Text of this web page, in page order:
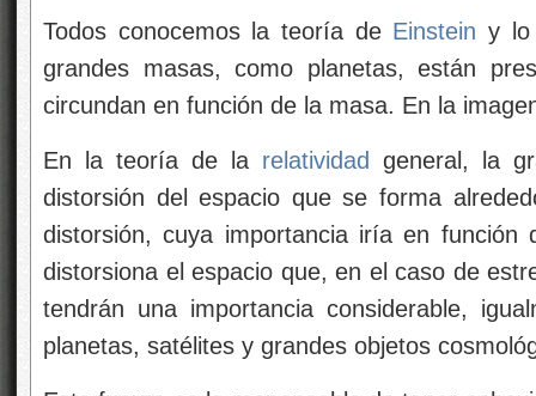
Todos conocemos la teoría de Einstein y lo
grandes masas, como planetas, están
circundan en función de la masa. En la
En la teoría de la relatividad
general, la
distorsión del espacio que se forma
distorsión, cuya importancia iría en
distorsiona el espacio que, en el caso de
tendrán una importancia considerable,
planetas, satélites y grandes objetos